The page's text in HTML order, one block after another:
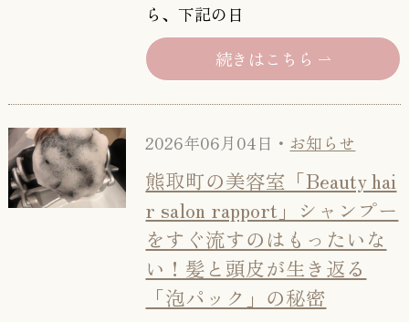
ら、下記の日
続きはこちら
2026年06月04日・ お知らせ
熊取町の美容室「Beauty hai
r salon rapport」シャンプー
をすぐ流すのはもったいな
い！髪と頭皮が生き返る
「泡パック」の秘密